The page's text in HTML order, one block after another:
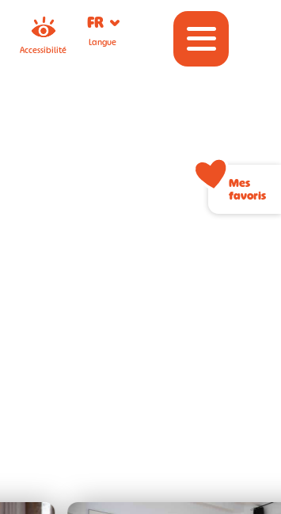
Accessibilité
FR
Langue
Mes
favoris